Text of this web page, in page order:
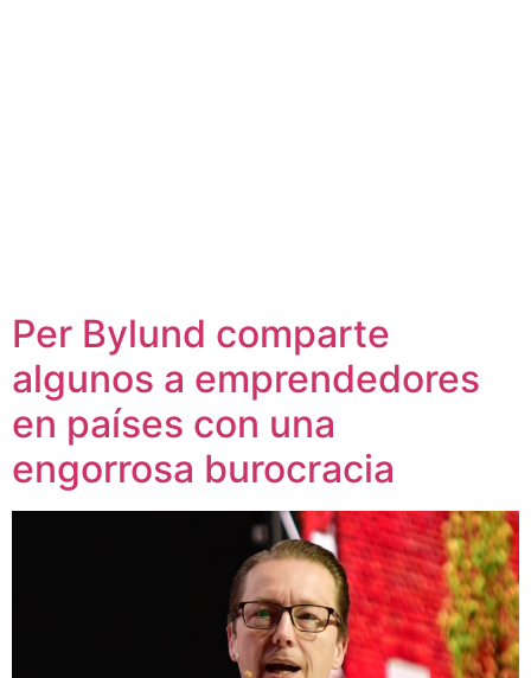
Per Bylund comparte
algunos a emprendedores
en países con una
engorrosa burocracia